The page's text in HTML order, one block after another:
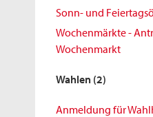
Sonn- und
Wochenmärkte -
Wochenmarkt
Wahlen (2)
Anmeldung für